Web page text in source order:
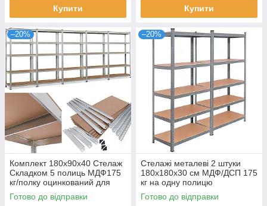
Купити Купити
–20%
Комплект 180х90х40 Стелаж
Складком 5 полиць МДФ175
кг/полку оцинкований для
дому офісу складу 5 штук
Готово до відправки
–20%
Стелажі металеві 2 штуки
180х180х30 см МДФ/ДСП 175
кг на одну полицю
оцинковані 10 полиць
комплект
Готово до відправки